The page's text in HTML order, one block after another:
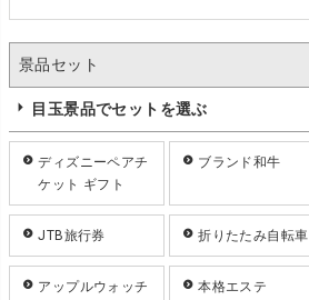
景品セット
目玉景品でセットを選ぶ
ディズニーペアチ
ケット ギフト
ブランド和牛
JTB旅行券 折りたたみ自転車
アップルウォッチ
本格エステ